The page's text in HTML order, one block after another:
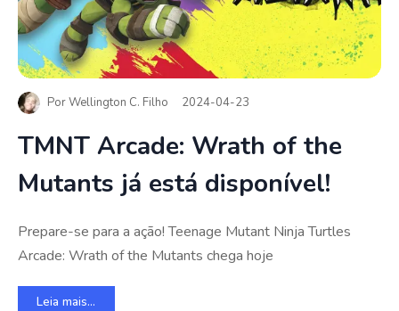
PorWellington C. Filho 2024-04-23
TMNT Arcade: Wrath of the
Mutants já está disponível!
Prepare-se para a ação! Teenage Mutant Ninja Turtles
Arcade: Wrath of the Mutants chega hoje
Leia mais...